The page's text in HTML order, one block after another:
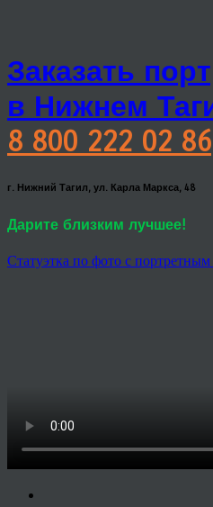
Заказать
в Нижнем
8 800 222 02 86
г. Нижний Тагил, ул. Карла Маркса, 48
Дарите близким лучшее!
Статуэтка по фото с портретным